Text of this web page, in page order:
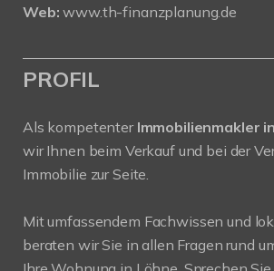
Web: www.th-finanzplanung.de
PROFIL
Als kompetenter Immobilienmakler
wir Ihnen beim Verkauf und bei der
Immobilie zur Seite.
Mit umfassendem Fachwissen und
beraten wir Sie in allen Fragen rund